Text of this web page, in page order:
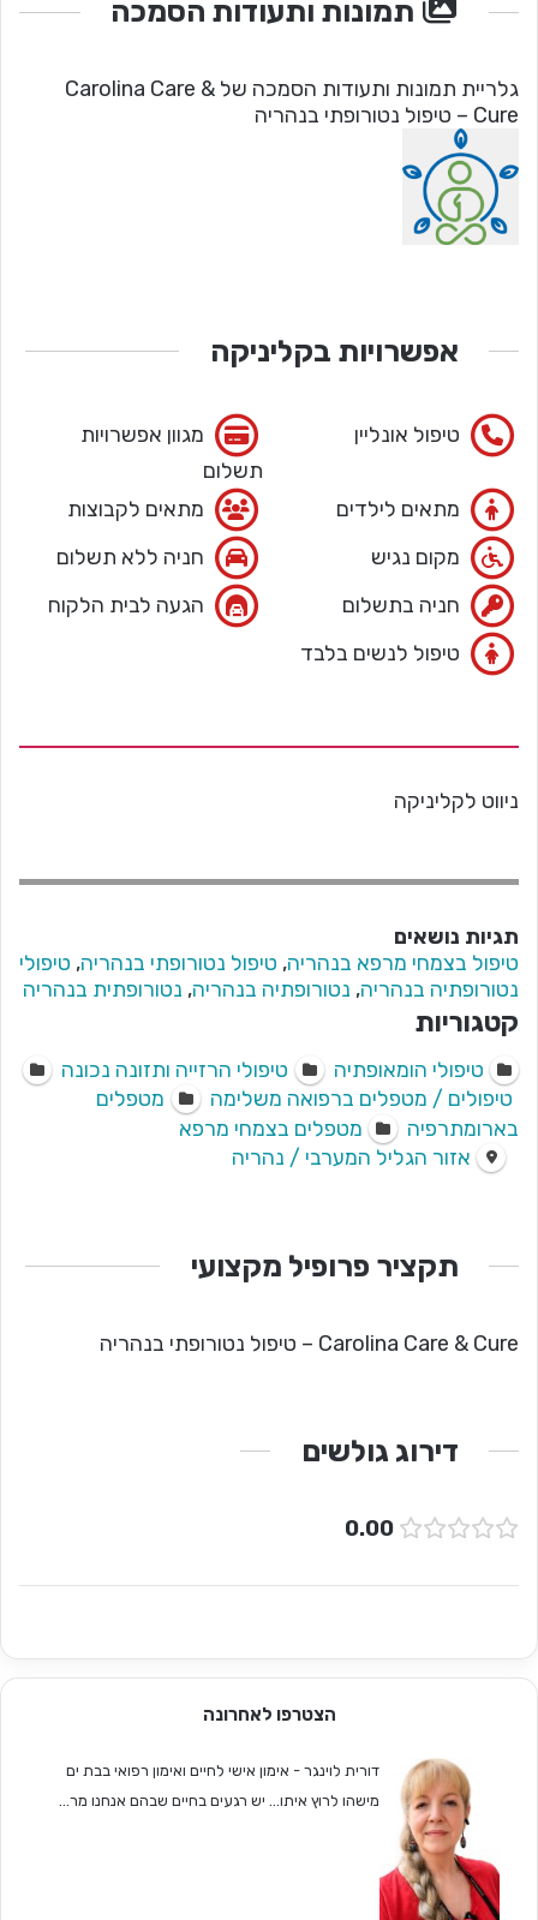
תמונות ותעודות הסמכה
גלריית תמונות ותעודות הסמכה של Carolina Care &
Cure – טיפול נטורופתי בנהריה
אפשרויות בקליניקה
טיפול אונליין
מגוון אפשרויות
תשלום
מתאים לילדים
מתאים לקבוצות
מקום נגיש
חניה ללא תשלום
חניה בתשלום
הגעה לבית הלקוח
טיפול לנשים בלבד
ניווט לקליניקה
תגיות נושאים
טיפול בצמחי מרפא בנהריה, טיפול נטורופתי בנהריה, טיפולי
נטורופתיה בנהריה, נטורופתיה בנהריה, נטורופתית בנהריה
קטגוריות
טיפולי הומאופתיה
טיפולי הרזייה ותזונה נכונה
טיפולים / מטפלים ברפואה משלימה
מטפלים
בארומתרפיה
מטפלים בצמחי מרפא
אזור הגליל המערבי / נהריה
תקציר פרופיל מקצועי
Carolina Care & Cure – טיפול נטורופתי בנהריה
דירוג גולשים
0.00
הצטרפו לאחרונה
דורית לוינגר - אימון אישי לחיים ואימון רפואי בבת ים
מישהו לרוץ איתו... יש רגעים בחיים שבהם אנחנו מר...